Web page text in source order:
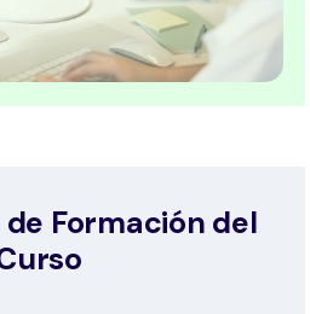
Formación del